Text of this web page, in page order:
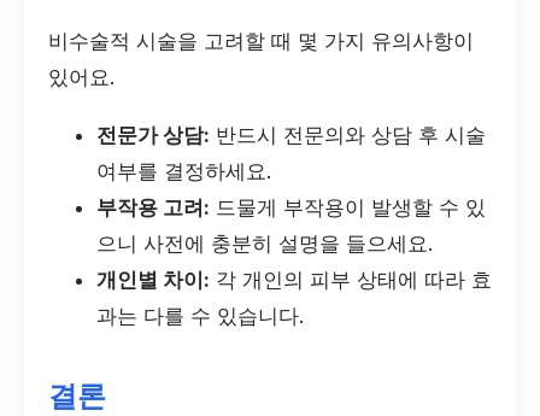
비수술적 시술을 고려할 때 몇 가지 유의사항이
있어요.
전문가 상담: 반드시 전문의와 상담 후 시술
여부를 결정하세요.
부작용 고려: 드물게 부작용이 발생할 수 있
으니 사전에 충분히 설명을 들으세요.
개인별 차이: 각 개인의 피부 상태에 따라 효
과는 다를 수 있습니다.
결론